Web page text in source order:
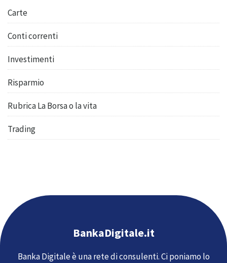
Carte
Conti correnti
Investimenti
Risparmio
Rubrica La Borsa o la vita
Trading
BankaDigitale.it
Banka Digitale è una rete di consulenti. Ci poniamo lo